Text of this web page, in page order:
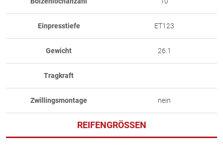
Einpresstiefe ET123
Gewicht 26.1
Tragkraft
Zwillingsmontage nein
REIFENGRÖSSEN